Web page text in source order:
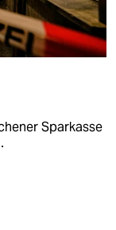
Sparkasse